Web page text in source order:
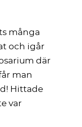
många
och igår
där
man
Hittade
var